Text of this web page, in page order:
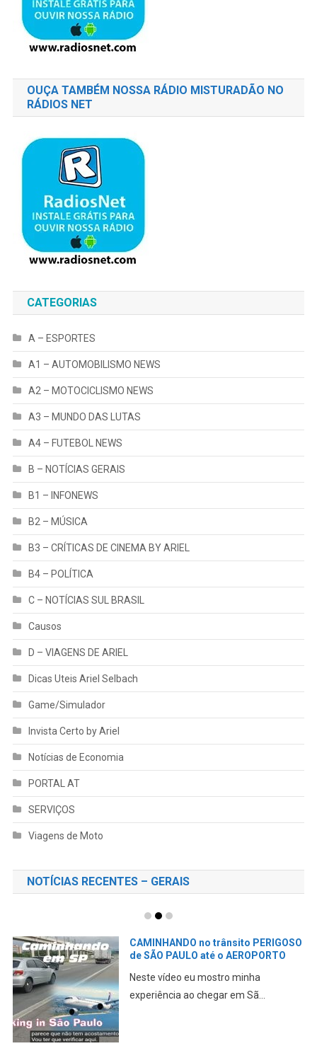
OUÇA TAMBÉM NOSSA RÁDIO MISTURADÃO NO
RÁDIOS NET
CATEGORIAS
A – ESPORTES
A1 – AUTOMOBILISMO NEWS
A2 – MOTOCICLISMO NEWS
A3 – MUNDO DAS LUTAS
A4 – FUTEBOL NEWS
B – NOTÍCIAS GERAIS
B1 – INFONEWS
B2 – MÚSICA
B3 – CRÍTICAS DE CINEMA BY ARIEL
B4 – POLÍTICA
C – NOTÍCIAS SUL BRASIL
Causos
D – VIAGENS DE ARIEL
Dicas Uteis Ariel Selbach
Game/Simulador
Invista Certo by Ariel
Notícias de Economia
PORTAL AT
SERVIÇOS
Viagens de Moto
NOTÍCIAS RECENTES – GERAIS
CAMINHANDO no trânsito PERIGOSO
de SÃO PAULO até o AEROPORTO
Neste vídeo eu mostro minha
experiência ao chegar em Sã...